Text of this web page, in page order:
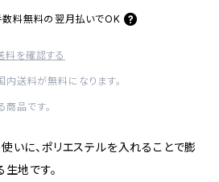
数料無料の 翌月払いでOK
料を確認する
送料が無料になります。
品です。
いに、ポリエステルを入れることで膨
地です。